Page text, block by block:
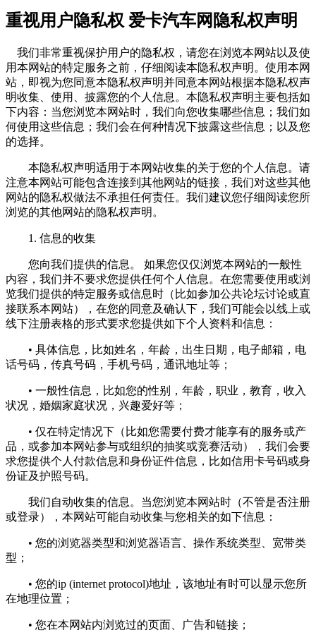
重视用户隐私权 爱卡汽车网隐私权声明
我们非常重视保护用户的隐私权，请您在浏览本网站以及使
用本网站的特定服务之前，仔细阅读本隐私权声明。使用本网
站，即视为您同意本隐私权声明并同意本网站根据本隐私权声
明收集、使用、披露您的个人信息。本隐私权声明主要包括如
下内容：当您浏览本网站时，我们向您收集哪些信息；我们如
何使用这些信息；我们会在何种情况下披露这些信息；以及您
的选择。
本隐私权声明适用于本网站收集的关于您的个人信息。请
注意本网站可能包含连接到其他网站的链接，我们对这些其他
网站的隐私权做法不承担任何责任。我们建议您仔细阅读您所
浏览的其他网站的隐私权声明。
1. 信息的收集
您向我们提供的信息。 如果您仅仅浏览本网站的一般性
内容，我们并不要求您提供任何个人信息。在您需要使用或浏
览我们提供的特定服务或信息时（比如参加公共论坛讨论或直
接联系本网站），在您的同意及确认下，我们可能会以线上或
线下注册表格的形式要求您提供如下个人资料和信息：
• 具体信息，比如姓名，年龄，出生日期，电子邮箱，电
话号码，传真号码，手机号码，通讯地址等；
• 一般性信息，比如您的性别，年龄，职业，教育，收入
状况，婚姻家庭状况，兴趣爱好等；
• 仅在特定情况下（比如您需要付费才能享有的服务或产
品，或参加本网站参与或组织的抽奖或竞赛活动），我们会要
求您提供个人付款信息和身份证件信息，比如信用卡号码或身
份证及护照号码。
我们自动收集的信息。当您浏览本网站时（不管是否注册
或登录），本网站可能自动收集与您相关的如下信息：
• 您的浏览器类型和浏览器语言、操作系统类型、宽带类
型；
• 您的ip (internet protocol)地址，该地址有时可以显示您所
在地理位置；
• 您在本网站内浏览过的页面、广告和链接；